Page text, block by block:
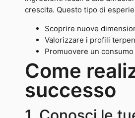
crescita. Questo tipo di
Scoprire nuove
Valorizzare i profili
Promuovere un
Come
successo